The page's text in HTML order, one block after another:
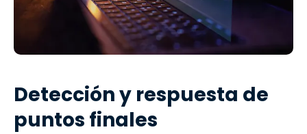
Detección y respuesta de
puntos finales